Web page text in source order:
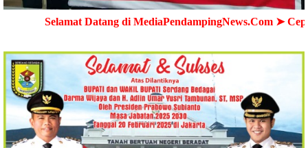
Datang di MediaPendampingNews.Com ➤ Cepat -